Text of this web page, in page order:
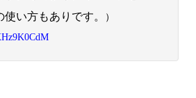
使い方もありです。
）